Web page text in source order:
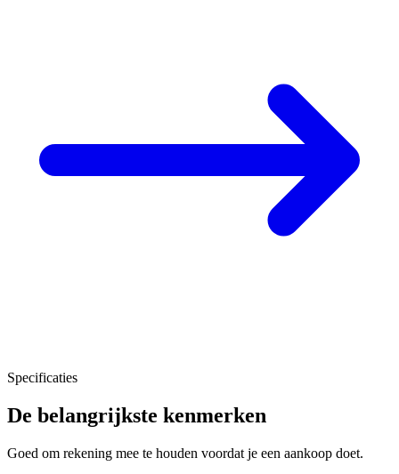
Specificaties
De belangrijkste kenmerken
Goed om rekening mee te houden voordat je een aankoop doet.